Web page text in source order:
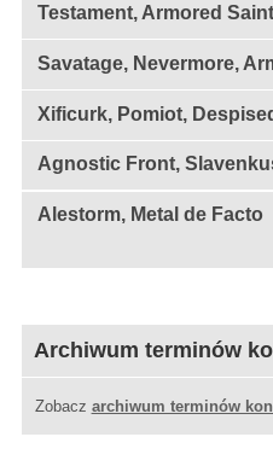
Testament, Armored
Savatage, Nevermore,
Xificurk, Pomiot,
Agnostic Front,
Alestorm, Metal de Facto
Archiwum terminów
Zobacz archiwum terminów